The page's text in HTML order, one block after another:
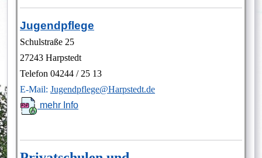
Jugendpflege
Schulstraße 25
27243 Harpstedt
Telefon 04244 / 25 13
E-Mail:Jugendpflege@Harpstedt.de
mehr Info